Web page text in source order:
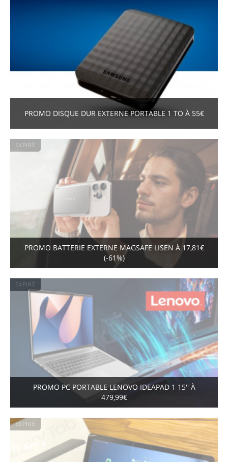
PROMO DISQUE DUR EXTERNE PORTABLE 1 TO À 55€
EXPIRÉ
PROMO BATTERIE EXTERNE MAGSAFE LISEN À 17,81€
(-61%)
EXPIRÉ
PROMO PC PORTABLE LENOVO IDEAPAD 1 15'' À
479,99€
EXPIRÉ